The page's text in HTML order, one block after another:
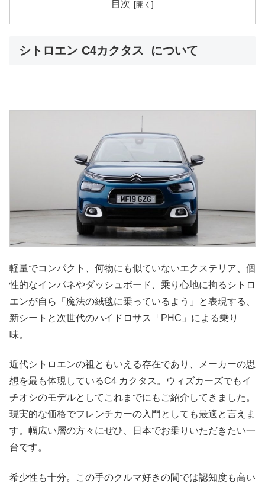
目次
シトロエン C4カクタス について
軽量でコンパクト、何物にも似ていないエクステリア、個
性的なインパネやダッシュボード、乗り心地に拘るシトロ
エンが自ら「魔法の絨毯に乗っているよう」と表現する、
新シートと次世代のハイドロサス「PHC」による乗り
味。
近代シトロエンの祖ともいえる存在であり、メーカーの思
想を最も体現しているC4 カクタス。ウィズカーズでもイ
チオシのモデルとしてこれまでにもご紹介してきました。
現実的な価格でフレンチカーの入門としても最適と言えま
す。幅広い層の方々にぜひ、日本でお乗りいただきたい一
台です。
希少性も十分。この手のクルマ好きの間では認知度も高い